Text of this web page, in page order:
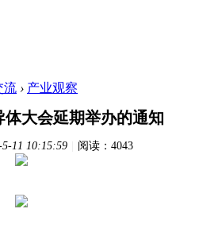
流 › 产业观察
体大会延期举办的通知
5-11 10:15:59 阅读：4043